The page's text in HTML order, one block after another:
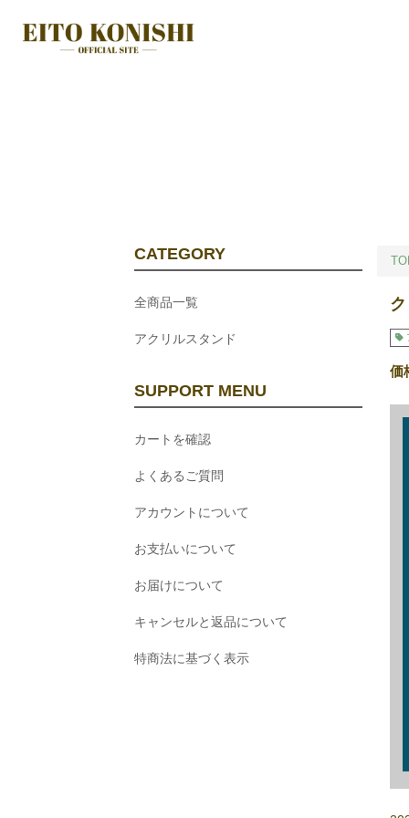
CATEGORY
全商品一覧
アクリルスタンド
SUPPORT MENU
カートを確認
よくあるご質問
アカウントについて
お支払いについて
お届けについて
キャンセルと返品について
特商法に基づく表示
価